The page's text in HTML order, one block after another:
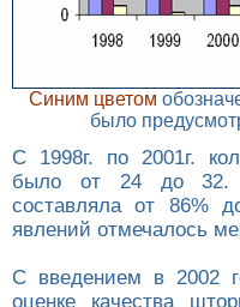
Синим цветом
было
С 1998г. по 2001г.
было от 24 до 32.
составляла от 86%
явлений отмечалось
С введением в 2002
оценке качества